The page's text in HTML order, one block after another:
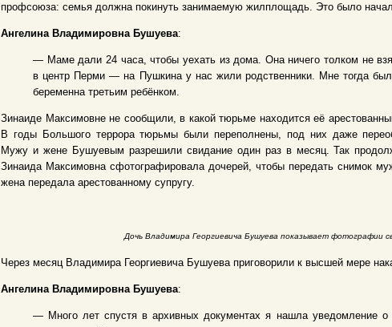
профсоюза: семья должна покинуть занимаемую жилплощадь. Это было
Ангелина Владимировна Бушуева:
— Маме дали 24 часа, чтобы уехать из дома. Она ничего толком не
в центр Перми — на Пушкина у нас жили родственники. Мне тогда
беременна третьим ребёнком.
Зинаиде Максимовне не сообщили, в какой тюрьме находится её
В годы Большого террора тюрьмы были переполнены, под них даже
Мужу и жене Бушуевым разрешили свидание один раз в месяц. Так
Зинаида Максимовна сфотографировала дочерей, чтобы передать снимок
жена передала арестованному супругу.
Дочь Владимира Георгиевича Бушуева показывает фотографии
Через месяц Владимира Георгиевича Бушуева приговорили к высшей мере
Ангелина Владимировна Бушуева:
— Много лет спустя в архивных документах я нашла уведомление о